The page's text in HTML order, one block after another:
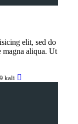
elit, sed do
magna aliqua. Ut
kali